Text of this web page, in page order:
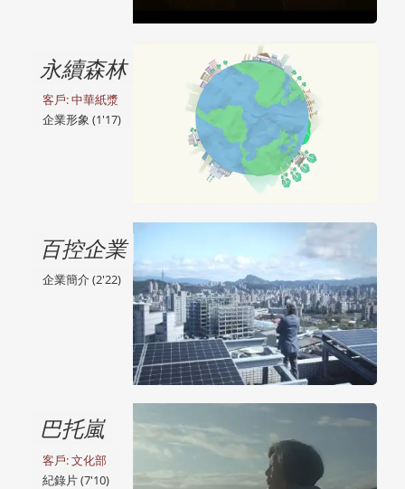
永續森林
客戶: 中華紙漿
企業形象 (1'17)
百控企業
企業簡介 (2'22)
巴托嵐
客戶: 文化部
紀錄片 (7'10)